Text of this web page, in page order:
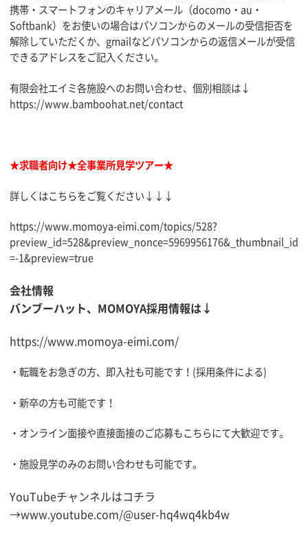
携帯・スマートフォンのキャリアメール（docomo・au・
Softbank）をお使いの場合はパソコンからのメールの受信拒否を
解除していただくか、gmailなどパソコンからの返信メールが受信
できるアドレスをご記入ください。
有限会社エイミ各施設へのお問い合わせ、個別相談は↓
https://www.bamboohat.net/contact
★求職者向け★全事業所見学ツアー★
詳しくはこちらをご覧ください↓↓↓
https://www.momoya-eimi.com/topics/528?
preview_id=528&preview_nonce=5969956176&_thumbnail_id
=-1&preview=true
会社情報
バンブーハット、MOMOYA採用情報は↓
https://www.momoya-eimi.com/
・転職をお急ぎの方、即入社も可能です！(採用条件による)
・新卒の方も可能です！
・オンライン面接や直接面接のご応募もこちらにて大歓迎です。
・施設見学のみのお問い合わせも可能です。
YouTubeチャンネルはコチラ
→www.youtube.com/@user-hq4wq4kb4w